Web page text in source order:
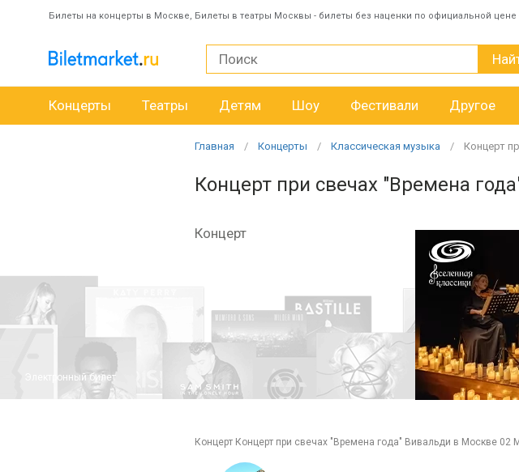
Билеты на концерты в Москве, Билеты в театры Москвы - билеты без наценки по официальной цене
Концерты Театры Детям Шоу Фестивали Другое
Главная Концерты Классическая музыка Концерт
Концерт при свечах "Времена
Концерт
Электронный билет
концерт Концерт при свечах "Времена года" Вивальди в Москве 02